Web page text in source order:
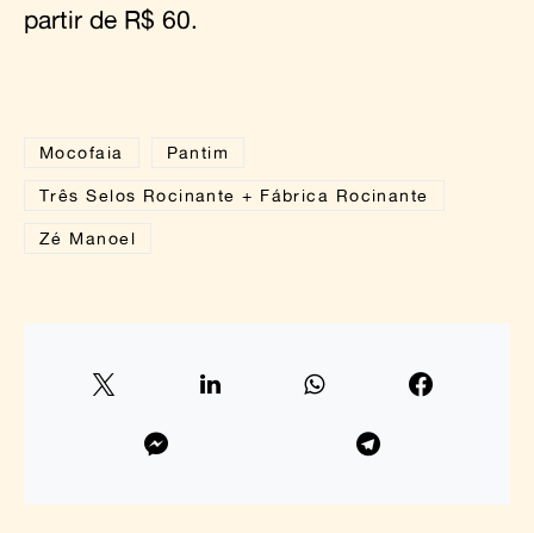
partir de R$ 60.
Mocofaia Pantim
Três Selos Rocinante + Fábrica Rocinante
Zé Manoel